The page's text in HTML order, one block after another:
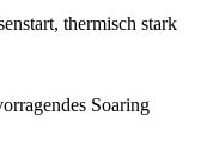
thermisch stark
Soaring